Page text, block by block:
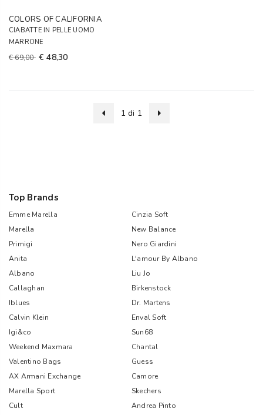
COLORS OF CALIFORNIA
CIABATTE IN PELLE UOMO
MARRONE
€ 69,00 € 48,30
1 di 1
Top Brands
Emme Marella
Cinzia Soft
Marella
New Balance
Primigi
Nero Giardini
Anita
L'amour By Albano
Albano
Liu Jo
Callaghan
Birkenstock
Iblues
Dr. Martens
Calvin Klein
Enval Soft
Igi&co
Sun68
Weekend Maxmara
Chantal
Valentino Bags
Guess
AX Armani Exchange
Camore
Marella Sport
Skechers
Cult
Andrea Pinto